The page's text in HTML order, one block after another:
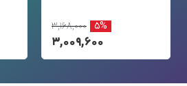
۳,۱۶۸,۰۰۰ ۵%
۳,۰۰۹,۶۰۰